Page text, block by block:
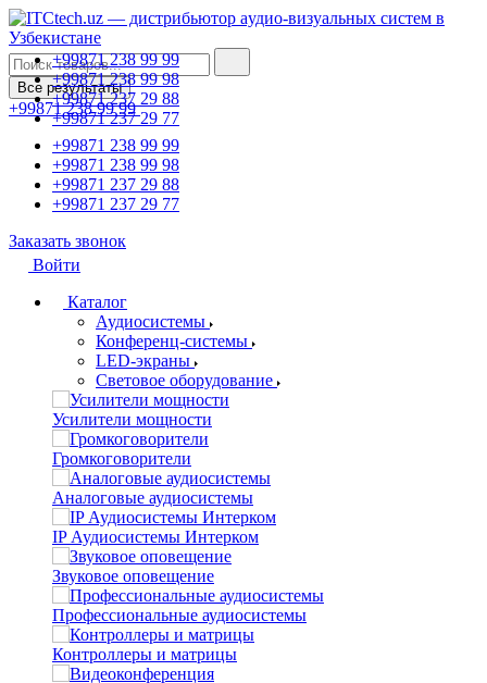
Все результаты
+99871 238 99 99
+99871 238 99 99
+99871 238 99 98
+99871 237 29 88
+99871 237 29 77
Заказать звонок
Войти
Каталог
Аудиосистемы
Конференц-системы
LED-экраны
Световое оборудование
Усилители мощности
Громкоговорители
Аналоговые аудиосистемы
IP Аудиосистемы Интерком
Звуковое оповещение
Профессиональные аудиосистемы
Контроллеры и матрицы
+99871 238 99 99
+99871 238 99 98
+99871 237 29 88
+99871 237 29 77